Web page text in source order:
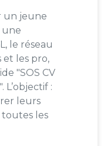
un jeune
une
le réseau
et les pro,
"SOS CV
:
leurs
les